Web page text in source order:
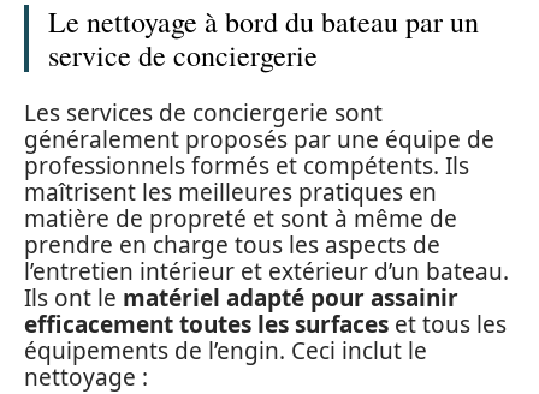
Le nettoyage à bord du bateau par un
service de conciergerie
Les services de conciergerie sont
généralement proposés par une équipe de
professionnels formés et compétents. Ils
maîtrisent les meilleures pratiques en
matière de propreté et sont à même de
prendre en charge tous les aspects de
l’entretien intérieur et extérieur d’un bateau.
Ils ont le matériel adapté pour assainir
efficacement toutes les surfaces et tous les
équipements de l’engin. Ceci inclut le
nettoyage :